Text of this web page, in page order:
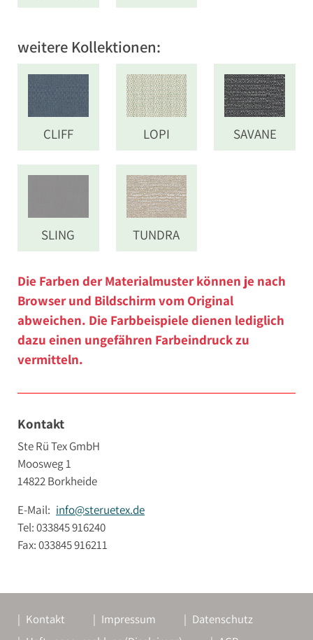
weitere Kollektionen:
CLIFF LOPI SAVANE
SLING TUNDRA
Die Farben der Materialmuster können je nach
Browser und Bildschirm vom Original
abweichen. Die Farbbeispiele dienen lediglich
dazu einen ungefähren Farbeindruck zu
vermitteln.
Kontakt
Ste Rü Tex GmbH
Moosweg 1
14822 Borkheide
E-Mail: info@steruetex.de
Tel: 033845 916240
Fax: 033845 916211
Kontakt Impressum
Datenschutz